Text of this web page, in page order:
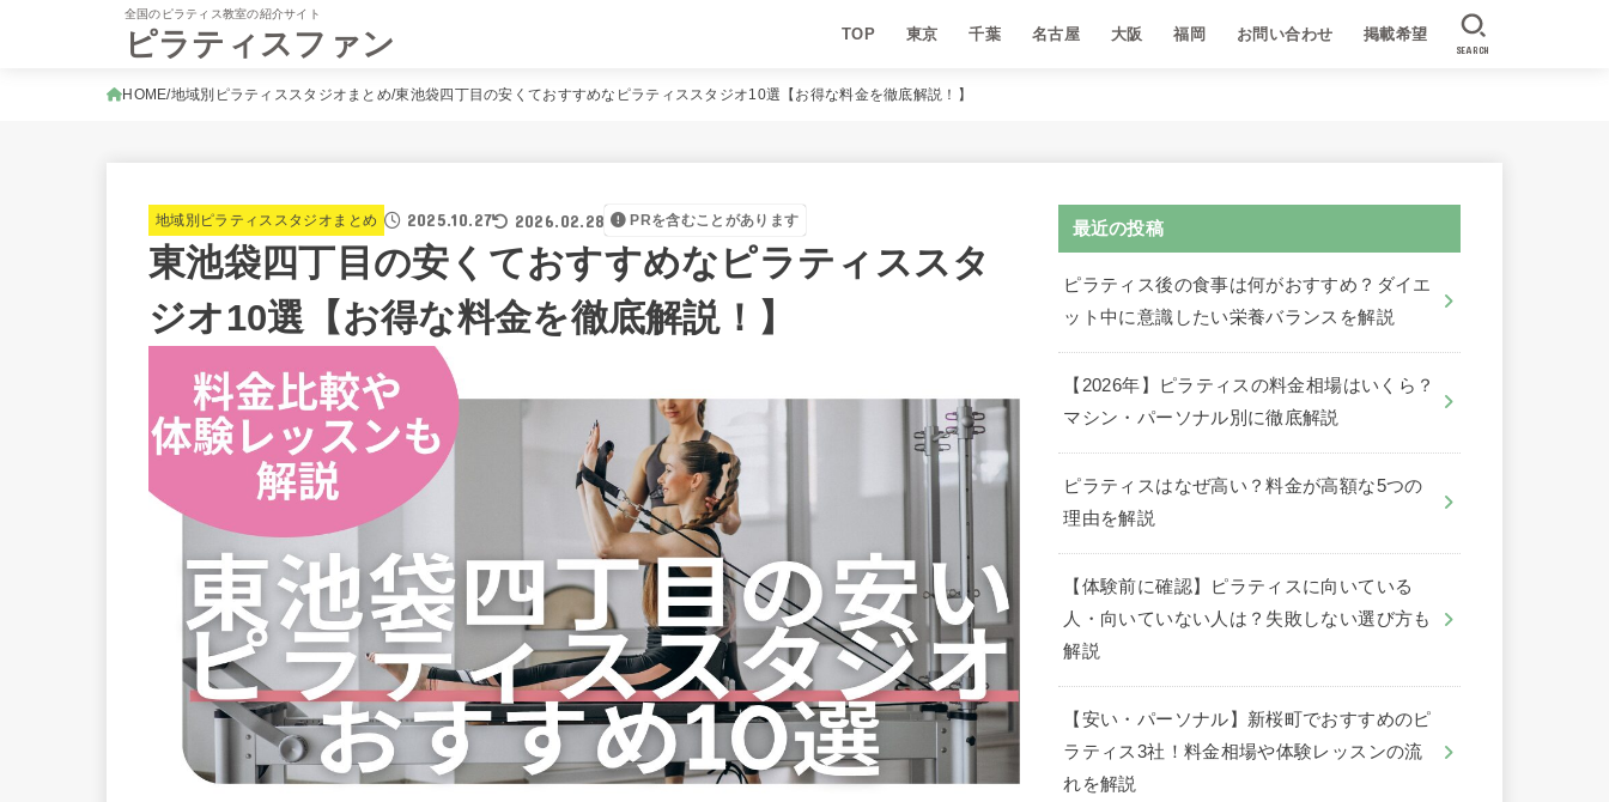
全国のピラティス教室の紹介サイト
ピラティスファン TOP 東京 千葉 名古屋 大阪 福岡 お問い合わせ 掲載希望
SEARCH
HOME 地域別ピラティススタジオまとめ 東池袋四丁目の安くておすすめなピラティススタジオ10選【お得な料金を徹底解説！】
地域別ピラティススタジオまとめ 2025.10.27 2026.02.28 PRを含むことがあります
東池袋四丁目の安くておすすめなピラティススタ
ジオ10選【お得な料金を徹底解説！】
最近の投稿
ピラティス後の食事は何がおすすめ？ダイエ
ット中に意識したい栄養バランスを解説
【2026年】ピラティスの料金相場はいくら？
マシン・パーソナル別に徹底解説
ピラティスはなぜ高い？料金が高額な5つの
理由を解説
【体験前に確認】ピラティスに向いている
人・向いていない人は？失敗しない選び方も
解説
【安い・パーソナル】新桜町でおすすめのピ
ラティス3社！料金相場や体験レッスンの流
れを解説